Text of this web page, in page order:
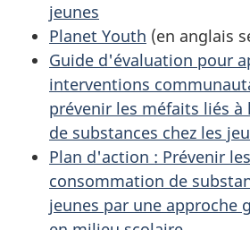
jeunes
Planet Youth (en anglais
Guide d'évaluation pour
interventions
prévenir les méfaits liés
de substances chez les
Plan d'action : Prévenir
consommation de
jeunes par une approche